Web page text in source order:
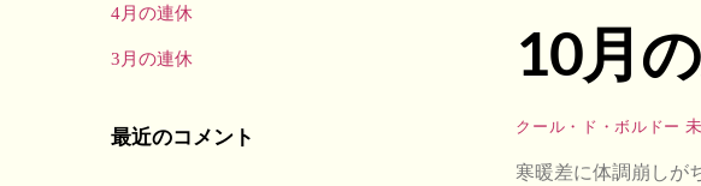
10月
クール・ド・ボルドー
寒暖差に体調崩しが
4月の連休
3月の連休
最近のコメント